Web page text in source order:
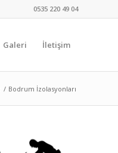
0535 220 49 04
Galeri İletişim
/ Bodrum İzolasyonları